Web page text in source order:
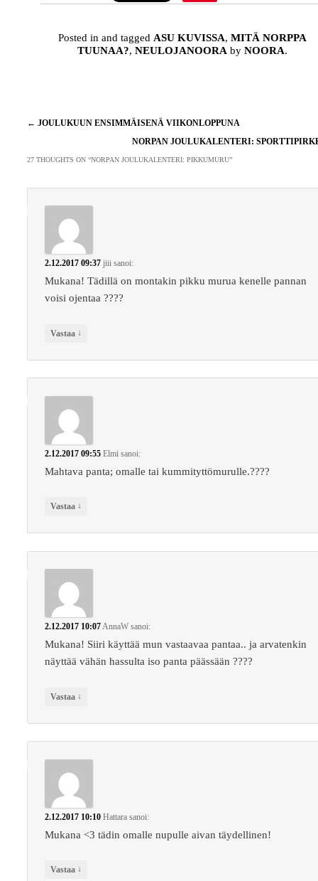
Posted in and tagged ASU KUVISSA,MITÄ NORPPA
TUUNAA?,NEULOJANOORA byNOORA.
Artikkelien
← JOULUKUUN ENSIMMÄISENÄ VIIKONLOPPUNA
NORPAN JOULUKALENTERI:
27 THOUGHTS ON “NORPAN JOULUKALENTERI: PIKKUMURU”
2.12.2017 09:37 jiii sanoi:
Mukana! Tädillä on montakin pikku murua kenelle pannan
voisi ojentaa ????
Vastaa ↓
2.12.2017 09:55 Elmi sanoi:
Mahtava panta; omalle tai kummityttömurulle.????
Vastaa ↓
2.12.2017 10:07AnnaW sanoi:
Mukana! Siiri käyttää mun vastaavaa pantaa.. ja arvatenkin
näyttää vähän hassulta iso panta päässään ????
Vastaa ↓
2.12.2017 10:10 Hattara sanoi:
Mukana <3 tädin omalle nupulle aivan täydellinen!
Vastaa ↓